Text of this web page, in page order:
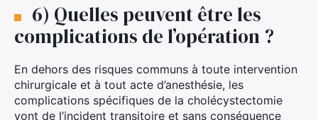
6) Quelles peuvent être les
complications de l’opération ?
En dehors des risques communs à toute intervention
chirurgicale et à tout acte d’anesthésie, les
complications spécifiques de la cholécystectomie
vont de l’incident transitoire et sans conséquence